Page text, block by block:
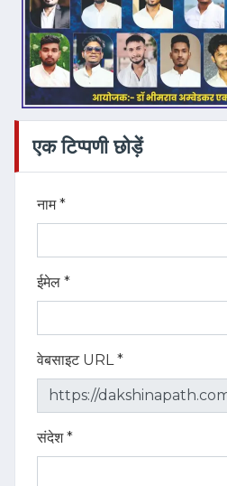
एक टिप्पणी छोड़ें
नाम *
ईमेल *
वेबसाइट URL *
संदेश *